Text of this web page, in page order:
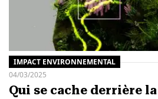
IMPACT ENVIRONNEMENTAL
04/03/2025
Qui se cache derrière